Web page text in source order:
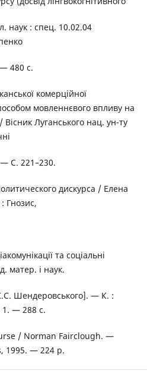
наук : спец. 10.02.04
480 c.
комерційної
мовленнєвого впливу на
Луганського нац. ун-ту
С. 221–230.
дискурса / Елена
Гнозис,
та соціальні
матер. і наук.
Шендеровського]. — К. :
1. — 288 с.
/ Norman Fairclough. —
1995. — 224 p.